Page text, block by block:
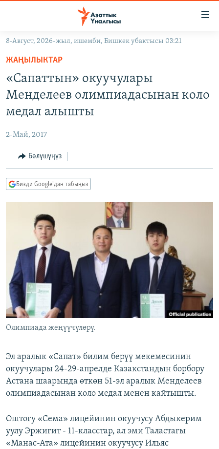
Навигацияга
өтүңүз
Издөөгө
салыңыз
МАДАНИЯТ
ТВ ПРОГРАММАЛАР
БҮГҮН АЗАТТЫКТА
ЭЖЕ-СИҢДИЛЕР
АЗАТТЫК+
ЫҢГАЙСЫЗ СУРООЛОР
ПОДКАСТ
Русский
ОНЛАЙН ШЕРИНЕ
ЭЕ/АРнун бардык сайттары
8-Август, 2026-жыл, ишемби, Бишкек убактысы 03:21
ЖАҢЫЛЫКТАР
«Сапаттын» окуучулары
Менделеев олимпиадасынан коло
медал алышты
2-Май, 2017
Бөлүшүңүз
Бизди Google'дан табыңыз
Олимпиада жеңүүчүлөрү.
Эл аралык «Сапат» билим берүү мекемесинин
окуучулары 24-29-апрелде Казакстандын борбору
Астана шаарында өткөн 51-эл аралык Менделеев
олимпиадасынан коло медал менен кайтышты.
Оштогу «Сема» лицейинин окуучусу Абдыкерим
уулу Эржигит - 11-класстар, ал эми Таластагы
«Манас-Ата» лицейинин окуучусу Ильяс